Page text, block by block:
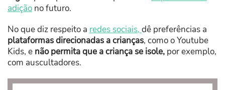
adição no futuro.
No que diz respeito a redes sociais, dê preferências a
plataformas direcionadas a crianças, como o Youtube
Kids, e não permita que a criança se isole, por exemplo,
com auscultadores.